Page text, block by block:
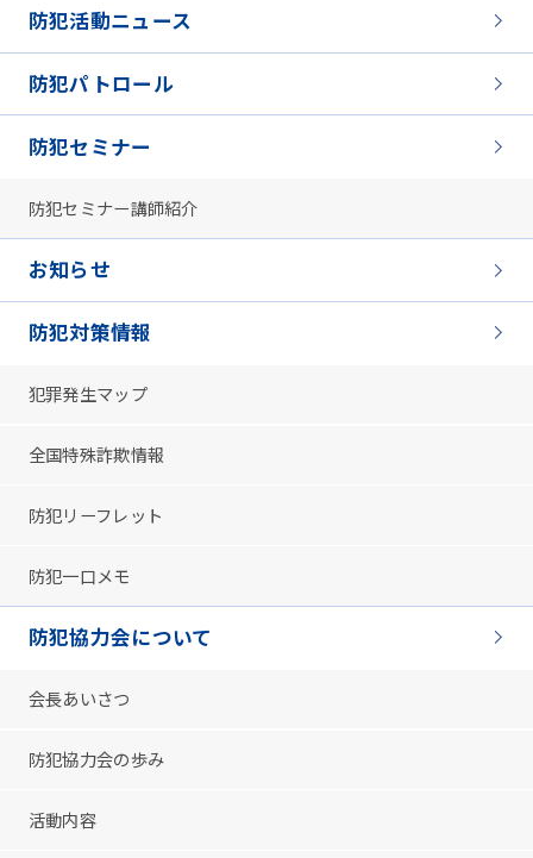
防犯活動ニュース
防犯パトロール
防犯セミナー
防犯セミナー講師紹介
お知らせ
防犯対策情報
犯罪発生マップ
全国特殊詐欺情報
防犯リーフレット
防犯一口メモ
防犯協力会について
会長あいさつ
防犯協力会の歩み
活動内容